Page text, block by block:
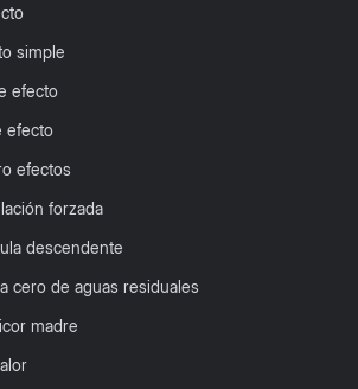
simple
efecto
efecto
efectos
forzada
descendente
cero de aguas residuales
madre